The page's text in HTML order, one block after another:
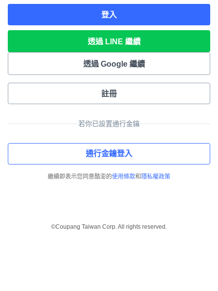
登入
透過 LINE 繼續
透過 Google 繼續
註冊
若你已設置通行金鑰
通行金鑰登入
繼續即表示您同意酷澎的使用條款和 隱私權政策
©Coupang Taiwan Corp. All rights reserved.